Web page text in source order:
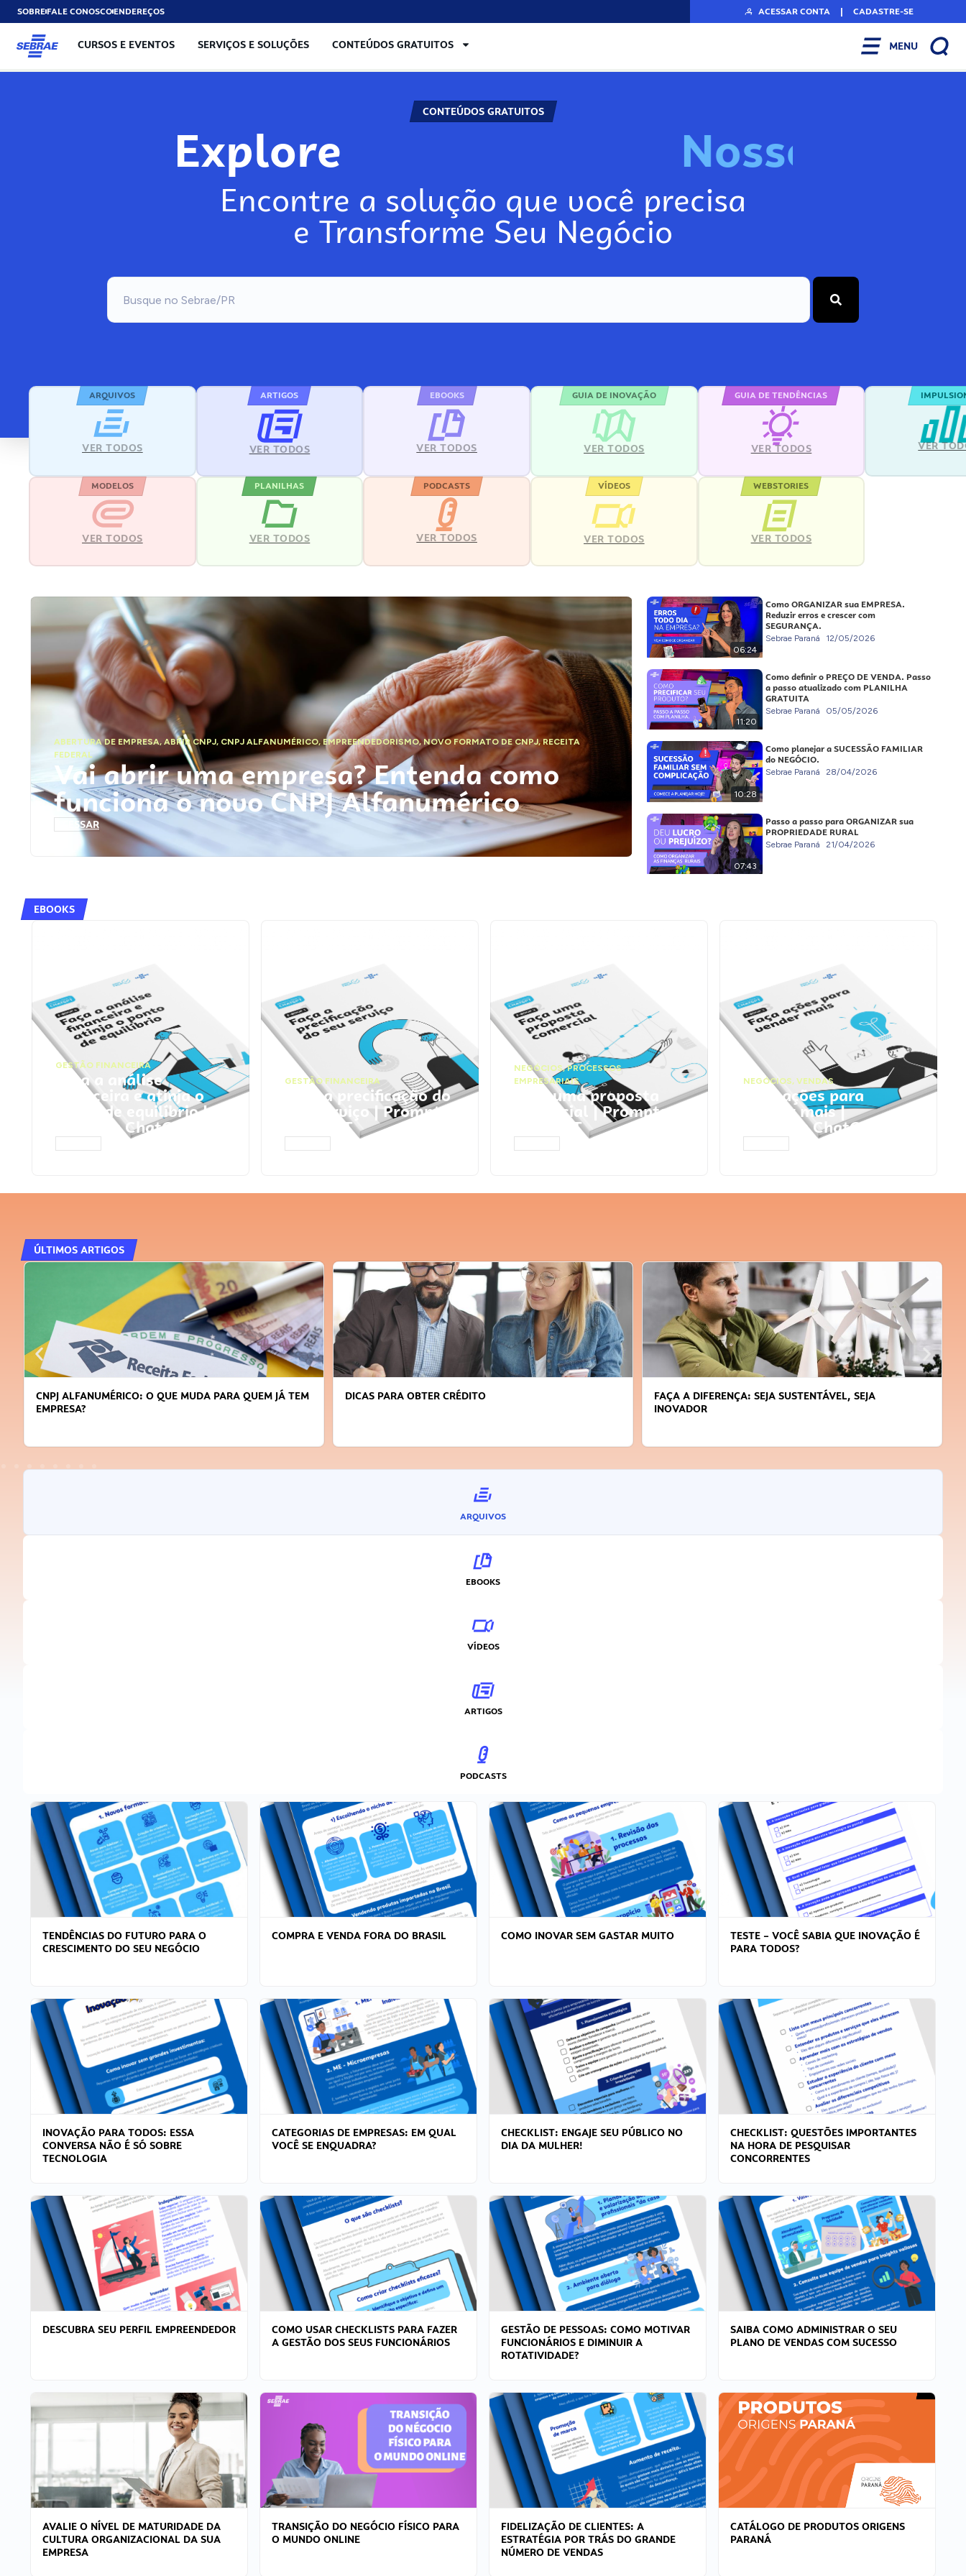
SOBREFALE CONOSCOENDEREÇOS ACESSAR CONTA | CADASTRE-SE
CURSOS E EVENTOS SERVIÇOS E SOLUÇÕES CONTEÚDOS GRATUITOS MENU
CONTEÚDOS GRATUITOS
Explore Nosso
Encontre a solução que você precisa
e Transforme Seu Negócio
ARQUIVOS
VER TODOS
ARTIGOS
VER TODOS
EBOOKS
VER TODOS
GUIA DE INOVAÇÃO
VER TODOS
GUIA DE TENDÊNCIAS
VER TODOS VER
MODELOS
VER TODOS
PLANILHAS
VER TODOS
PODCASTS
VER TODOS
VÍDEOS
VER TODOS
WEBSTORIES
VER TODOS
ABERTURA DE EMPRESA,ABRIR CNPJ, CNPJ ALFANUMÉRICO, EMPREENDEDORISMO,NOVO FORMATO DE CNPJ,RECEITA
FEDERAL
Vai abrir uma empresa? Entenda como
funciona o novo CNPJ Alfanumérico
ACESSAR
06:24
Como ORGANIZAR sua EMPRESA.
Reduzir erros e crescer com
SEGURANÇA.
Sebrae Paraná 12/05/2026
11:20
Como definir o PREÇO DE VENDA. Passo
a passo atualizado com PLANILHA
GRATUITA
Sebrae Paraná 05/05/2026
10:28
Como planejar a SUCESSÃO FAMILIAR
do NEGÓCIO.
Sebrae Paraná 28/04/2026
07:43
Passo a passo para ORGANIZAR sua
PROPRIEDADE RURAL
Sebrae Paraná 21/04/2026
EBOOKS
GESTÃO FINANCEIRA
Faça a análise
financeira e atinja o
ponto de equilíbrio |
Prompts ChatGPT
GESTÃO FINANCEIRA
Faça a precificação do
seu serviço | Prompts
ChatGPT
NEGÓCIOS,PROCESSOS
EMPRESARIAIS
Faça uma proposta
comercial | Prompts
ChatGPT
NEGÓCIOS, VENDAS
Faça ações para
vender mais |
Prompts ChatGPT
ÚLTIMOS ARTIGOS
CNPJ ALFANUMÉRICO: O QUE MUDA PARA QUEM JÁ TEM
EMPRESA?
DICAS PARA OBTER CRÉDITO
FAÇA A DIFERENÇA: SEJA SUSTENTÁVEL, SEJA
INOVADOR
ARQUIVOS
EBOOKS
VÍDEOS
ARTIGOS
PODCASTS
TENDÊNCIAS DO FUTURO PARA O
CRESCIMENTO DO SEU NEGÓCIO
COMPRA E VENDA FORA DO BRASIL COMO INOVAR SEM GASTAR MUITO
TESTE – VOCÊ SABIA QUE INOVAÇÃO É
PARA TODOS?
INOVAÇÃO PARA TODOS: ESSA
CONVERSA NÃO É SÓ SOBRE
TECNOLOGIA
CATEGORIAS DE EMPRESAS: EM QUAL
VOCÊ SE ENQUADRA?
CHECKLIST: ENGAJE SEU PÚBLICO NO
DIA DA MULHER!
CHECKLIST: QUESTÕES IMPORTANTES
NA HORA DE PESQUISAR
CONCORRENTES
DESCUBRA SEU PERFIL EMPREENDEDOR
COMO USAR CHECKLISTS PARA FAZER
A GESTÃO DOS SEUS FUNCIONÁRIOS
GESTÃO DE PESSOAS: COMO MOTIVAR
FUNCIONÁRIOS E DIMINUIR A
ROTATIVIDADE?
SAIBA COMO ADMINISTRAR O SEU
PLANO DE VENDAS COM SUCESSO
AVALIE O NÍVEL DE MATURIDADE DA
CULTURA ORGANIZACIONAL DA SUA
EMPRESA
TRANSIÇÃO DO NEGÓCIO FÍSICO PARA
O MUNDO ONLINE
FIDELIZAÇÃO DE CLIENTES: A
ESTRATÉGIA POR TRÁS DO GRANDE
NÚMERO DE VENDAS
CATÁLOGO DE PRODUTOS ORIGENS
PARANÁ